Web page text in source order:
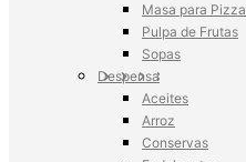
Masa para Pizza
Pulpa de Frutas
Sopas
Despensa
Aceites
Arroz
Conservas